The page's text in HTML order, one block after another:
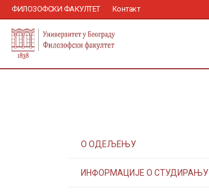
ФИЛОЗОФСКИ ФАКУЛТЕТ Контакт
О ОДЕЉЕЊУ
ИНФОРМАЦИЈЕ О СТУДИРАЊУ